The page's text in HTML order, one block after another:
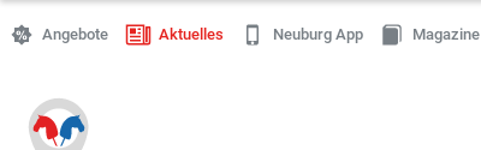
Angebote Aktuelles Neuburg App Magazine
Einkaufen